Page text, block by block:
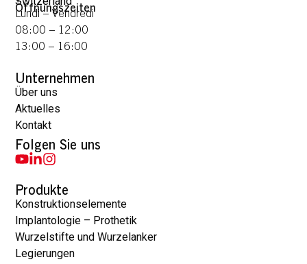
Öffnungszeiten
Lundi – Vendredi
08:00 – 12:00
13:00 – 16:00
Unternehmen
Über uns
Aktuelles
Kontakt
Folgen Sie uns
Produkte
Konstruktionselemente
Implantologie – Prothetik
Wurzelstifte und Wurzelanker
Legierungen